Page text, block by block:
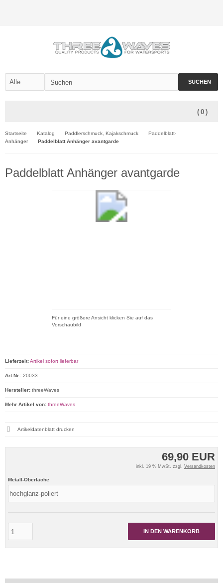
SUCHEN
( 0 )
Startseite Katalog Paddlerschmuck, Kajakschmuck
Paddelblatt-
Anhänger
Paddelblatt Anhänger avantgarde
Paddelblatt Anhänger avantgarde
Für eine größere Ansicht klicken Sie auf das
Vorschaubild
69,90 EUR
inkl. 19 % MwSt. zzgl. Versandkosten
Metall-Oberläche
IN DEN WARENKORB
Lieferzeit:Artikel sofort lieferbar
Art.Nr.: 20033
Hersteller: threeWaves
Mehr Artikel von: threeWaves
Artikeldatenblatt drucken